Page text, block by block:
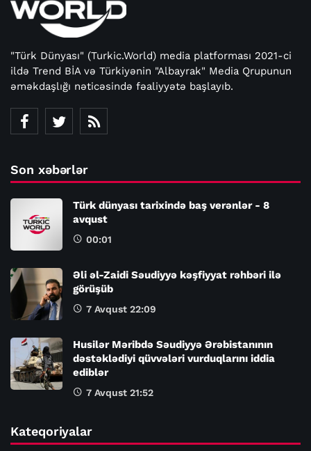
"Türk Dünyası" (Turkic.World) media platforması 2021-ci
ildə Trend BİA və Türkiyənin "Albayrak" Media Qrupunun
əməkdaşlığı nəticəsində fəaliyyətə başlayıb.
Son xəbərlər
Türk dünyası tarixində baş verənlər - 8
avqust
00:01
Əli əl-Zaidi Səudiyyə kəşfiyyat rəhbəri ilə
görüşüb
7 Avqust 22:09
Husilər Məribdə Səudiyyə Ərəbistanının
dəstəklədiyi qüvvələri vurduqlarını iddia
ediblər
7 Avqust 21:52
Kateqoriyalar